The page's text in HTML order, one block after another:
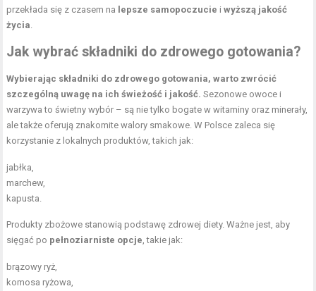
przekłada się z czasem na lepsze samopoczucie iwyższą jakość
życia
Jak wybrać składniki do zdrowego gotowania?
Wybierając składniki do zdrowego gotowania, warto zwrócić
szczególną uwagę na ich świeżość i jakość. Sezonowe owoce i
warzywa to świetny wybór – są nie tylko bogate w witaminy oraz minerały,
ale także oferują znakomite walory smakowe. W Polsce zaleca się
korzystanie z lokalnych produktów, takich jak:
jabłka,
marchew,
kapusta.
Produkty zbożowe stanowią podstawę zdrowej diety. Ważne jest, aby
sięgać po pełnoziarniste opcje , takie jak:
brązowy ryż,
komosa ryżowa,